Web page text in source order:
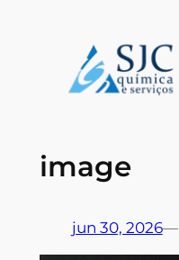
conteúdo
image
jun 30, 2026—